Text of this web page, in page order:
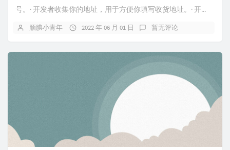
号。· 开发者收集你的地址，用于方便你填写收货地址。· 开...
腼腆小青年 2022 年 06 月 01 日 暂无评论